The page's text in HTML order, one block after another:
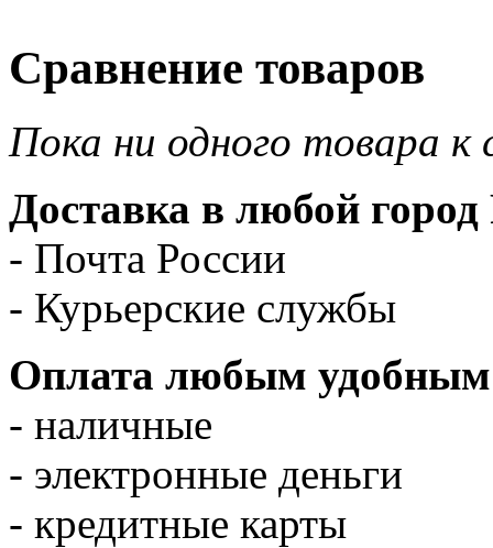
Сравнение товаров
Пока ни одного товара к
Доставка в любой город
- Почта России
- Курьерские службы
Оплата любым удобным
- наличные
- электронные деньги
- кредитные карты